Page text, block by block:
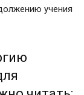
учения